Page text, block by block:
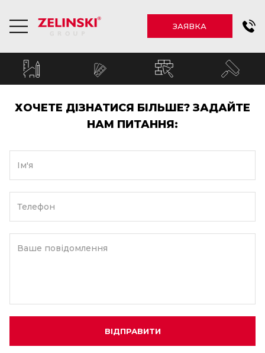
ЗАЯВКА
ХОЧЕТЕ ДІЗНАТИСЯ БІЛЬШЕ? ЗАДАЙТЕ
НАМ ПИТАННЯ:
Ім'я
Телефон
Ваше повідомлення
ВІДПРАВИТИ